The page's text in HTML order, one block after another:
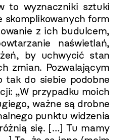
to wyznaczniki sztuki
skomplikowanych form
z ich budulcem,
naświetlań,
by uchwycić stan
zmian. Pozwalającym
tak do siebie podobne
„W przypadku moich
ważne są drobne
punktu widzenia
się. […] Tu mamy